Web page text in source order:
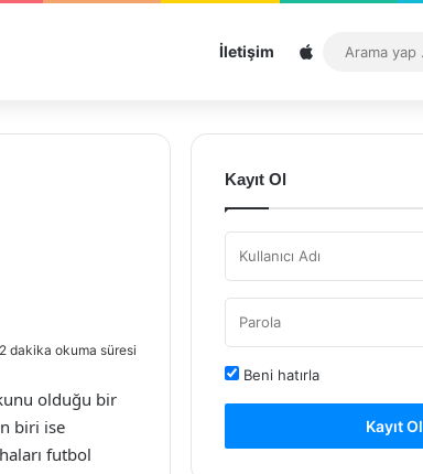
İletişim Sitemap
2 dakika okuma süresi
olduğu bir
biri ise
futbol
Kayıt Ol
Beni hatırla
Kayıt Ol